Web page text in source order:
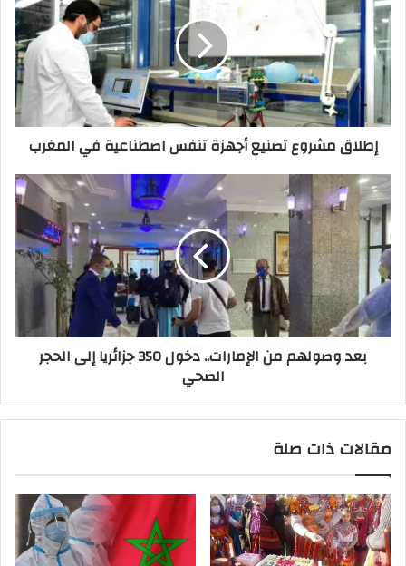
ا
ل
إ
ل
ر
ي
إطلاق مشروع تصنيع أجهزة تنفس اصطناعية في المغرب
بعد وصولهم من الإمارات.. دخول 350 جزائريا إلى الحجر
الصحي
مقالات ذات صلة